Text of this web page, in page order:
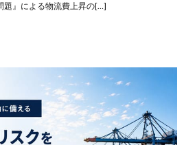
題』による物流費上昇の[…]